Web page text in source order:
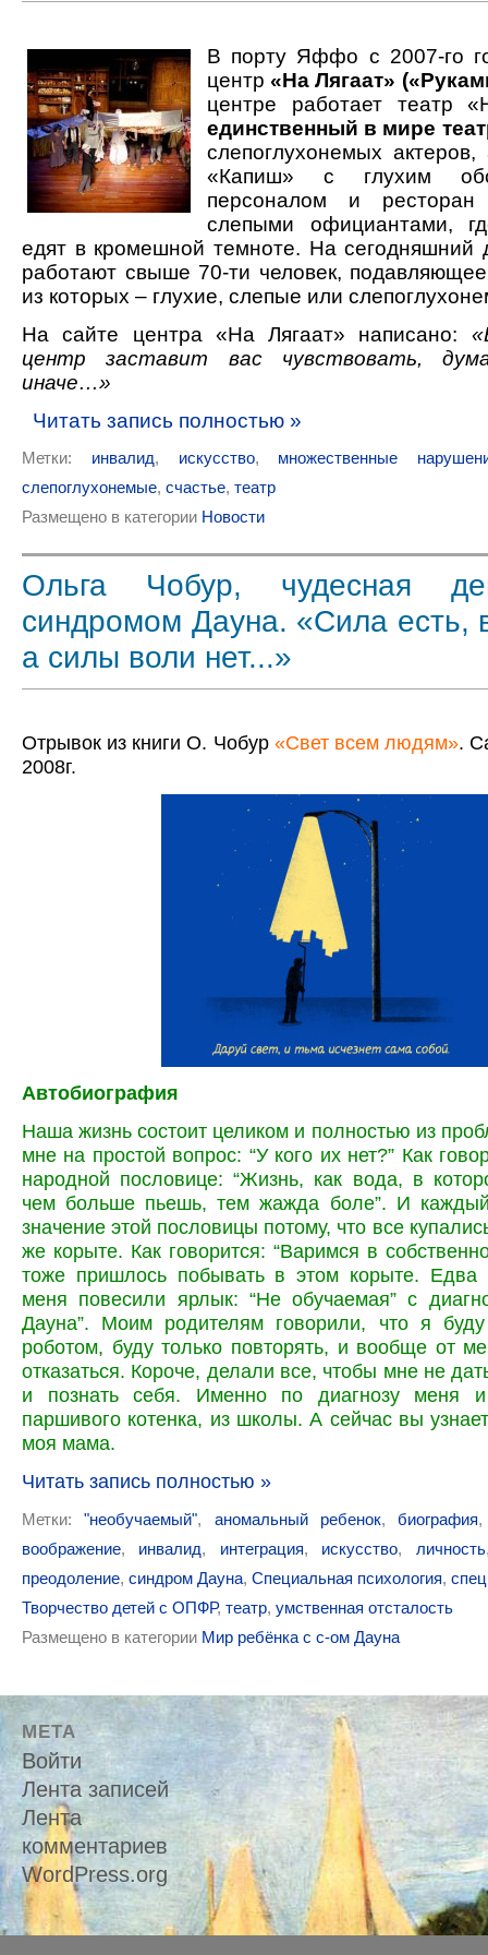
В порту Яффо с 2007-го
центр«На Лягаат»
центре работает театр
единственный в мире
слепоглухонемых
«Капиш» с глухим
персоналом и
слепыми официантами,
едят в кромешной темноте. На сегодняшний
работают свыше 70-ти человек,
из которых – глухие, слепые или
На сайте центра «На Лягаат» написано:
центр заставит вас чувствовать,
иначе…»
Читать запись полностью »
Метки: инвалид, искусство, множественные
слепоглухонемые, счастье, театр
Размещено в категории Новости
Ольга Чобур, чудесная
синдромом Дауна. «Сила есть,
а силы воли нет...»
Отрывок из книги О. Чобур «Свет всем людям».
2008г.
Автобиография
Наша жизнь состоит целиком и полностью из
мне на простой вопрос: “У кого их нет?” Как
народной пословице: “Жизнь, как вода, в
чем больше пьешь, тем жажда боле”. И
значение этой пословицы потому, что все
же корыте. Как говорится: “Варимся в
тоже пришлось побывать в этом корыте. Едва
меня повесили ярлык: “Не обучаемая” с
Дауна”. Моим родителям говорили, что я буду
роботом, буду только повторять, и вообще от
отказаться. Короче, делали все, чтобы мне не
и познать себя. Именно по диагнозу меня
паршивого котенка, из школы. А сейчас вы
моя мама.
Читать запись полностью »
Метки:"необучаемый", аномальный ребенок,биография
воображение, инвалид, интеграция, искусство, личность
преодоление, синдром Дауна, Специальная психология,
Творчество детей с ОПФР, театр, умственная отсталость
Размещено в категории Мир ребёнка с с-ом Дауна
МЕТА
Войти
Лента записей
Лента
комментариев
WordPress.org